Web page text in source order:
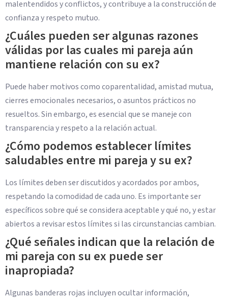
malentendidos y conflictos, y contribuye a la construcción de
confianza y respeto mutuo.
¿Cuáles pueden ser algunas razones
válidas por las cuales mi pareja aún
mantiene relación con su ex?
Puede haber motivos como coparentalidad, amistad mutua,
cierres emocionales necesarios, o asuntos prácticos no
resueltos. Sin embargo, es esencial que se maneje con
transparencia y respeto a la relación actual.
¿Cómo podemos establecer límites
saludables entre mi pareja y su ex?
Los límites deben ser discutidos y acordados por ambos,
respetando la comodidad de cada uno. Es importante ser
específicos sobre qué se considera aceptable y qué no, y estar
abiertos a revisar estos límites si las circunstancias cambian.
¿Qué señales indican que la relación de
mi pareja con su ex puede ser
inapropiada?
Algunas banderas rojas incluyen ocultar información,